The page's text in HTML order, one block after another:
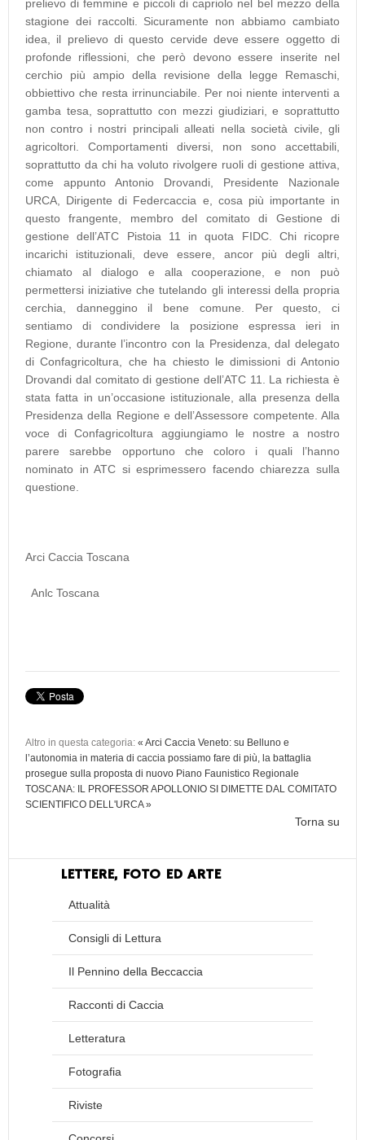
prelievo di femmine e piccoli di capriolo nel bel mezzo della
stagione dei raccolti. Sicuramente non abbiamo cambiato
idea, il prelievo di questo cervide deve essere oggetto di
profonde riflessioni, che però devono essere inserite nel
cerchio più ampio della revisione della legge Remaschi,
obbiettivo che resta irrinunciabile. Per noi niente interventi a
gamba tesa, soprattutto con mezzi giudiziari, e soprattutto
non contro i nostri principali alleati nella società civile, gli
agricoltori. Comportamenti diversi, non sono accettabili,
soprattutto da chi ha voluto rivolgere ruoli di gestione attiva,
come appunto Antonio Drovandi, Presidente Nazionale
URCA, Dirigente di Federcaccia e, cosa più importante in
questo frangente, membro del comitato di Gestione di
gestione dell’ATC Pistoia 11 in quota FIDC. Chi ricopre
incarichi istituzionali, deve essere, ancor più degli altri,
chiamato al dialogo e alla cooperazione, e non può
permettersi iniziative che tutelando gli interessi della propria
cerchia, danneggino il bene comune. Per questo, ci
sentiamo di condividere la posizione espressa ieri in
Regione, durante l’incontro con la Presidenza, dal delegato
di Confagricoltura, che ha chiesto le dimissioni di Antonio
Drovandi dal comitato di gestione dell’ATC 11. La richiesta è
stata fatta in un’occasione istituzionale, alla presenza della
Presidenza della Regione e dell’Assessore competente. Alla
voce di Confagricoltura aggiungiamo le nostre a nostro
parere sarebbe opportuno che coloro i quali l’hanno
nominato in ATC si esprimessero facendo chiarezza sulla
questione.
Arci Caccia Toscana
Anlc Toscana
Altro in questa categoria: « Arci Caccia Veneto: su Belluno e
l’autonomia in materia di caccia possiamo fare di più, la battaglia
prosegue sulla proposta di nuovo Piano Faunistico Regionale
TOSCANA: IL PROFESSOR APOLLONIO SI DIMETTE DAL COMITATO
SCIENTIFICO DELL'URCA »
Torna su
LETTERE, FOTO ED ARTE
Attualità
Consigli di Lettura
Il Pennino della Beccaccia
Racconti di Caccia
Letteratura
Fotografia
Riviste